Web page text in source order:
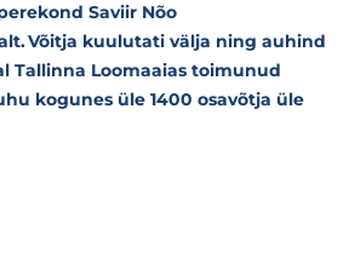
Saviir Nõo
Võitja kuulutati välja ning auhind
Tallinna Loomaaias toimunud
kogunes üle 1400 osavõtja üle